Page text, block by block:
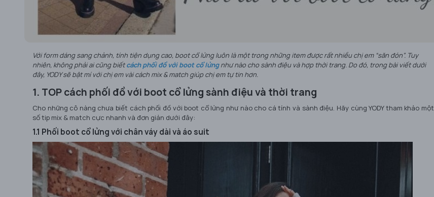
Với form dáng sang chảnh, tính tiện dụng cao, boot cổ lửng luôn là một trong những item được rất nhiều chị em “săn đón”. Tuy
nhiên, không phải ai cũng biết cách phối đồ với boot cổ lửng như nào cho sành điệu và hợp thời trang. Do đó, trong bài viết dưới
đây, YODY sẽ bật mí với chị em vài cách mix & match giúp chị em tự tin hơn.
1. TOP cách phối đồ với boot cổ lửng sành điệu và thời trang
Cho những cô nàng chưa biết cách phối đồ với boot cổ lửng như nào cho cá tính và sành điệu. Hãy cùng YODY tham khảo một
số tip mix & match cực nhanh và đơn giản dưới đây:
1.1 Phối boot cổ lửng với chân váy dài và áo suit